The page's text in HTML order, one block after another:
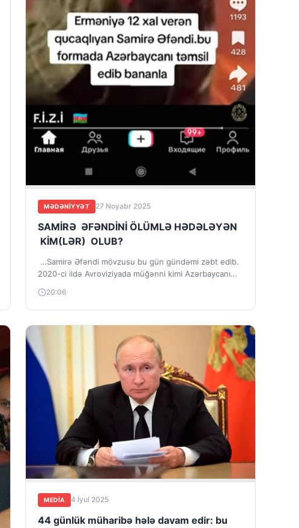
MƏDƏNIYYƏT 27 Noyabr 2025
SAMİRƏ ƏFƏNDİNİ ÖLÜMLƏ HƏDƏLƏYƏN
KİM(LƏR) OLUB?
…Samirə Əfəndi mövzusu bu gün gündəmi zəbt edib.
2020-ci ildə Avroviziyada müğənni kimi Azərbaycanı
20:06
MEDİA 4 İyul 2025
44 günlük müharibə hələ davam edir: bu